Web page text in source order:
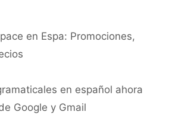
en Espa: Promociones,
en español ahora
Google y Gmail